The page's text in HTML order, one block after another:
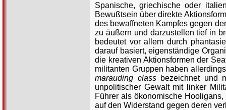
Spanische, griechische oder
Bewußtsein über direkte
des bewaffneten Kampfes gegen
zu äußern und darzustellen tief in
bedeutet vor allem durch
darauf basiert, eigenständige
die kreativen Aktionsformen der
militanten Gruppen haben
marauding classbezeichnet und
unpolitischer Gewalt mit linker
Führer als ökonomische
auf den Widerstand gegen deren